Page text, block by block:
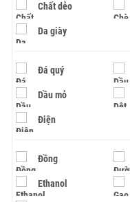
Chất dẻo
Da giày
Đá quý
Dầu mỏ
Điện
Đồng
Ethanol